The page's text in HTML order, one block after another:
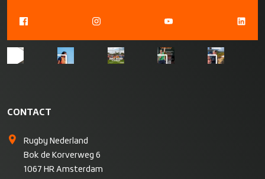
CONTACT
Rugby Nederland
Bok de Korverweg 6
1067 HR Amsterdam